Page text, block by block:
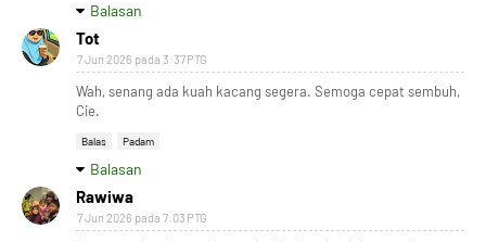
Balasan
Tot
7 Jun 2026 pada 3:37 PTG
Wah, senang ada kuah kacang segera. Semoga cepat sembuh,
Cie.
Balas Padam
Balasan
Rawiwa
7 Jun 2026 pada 7:03 PTG